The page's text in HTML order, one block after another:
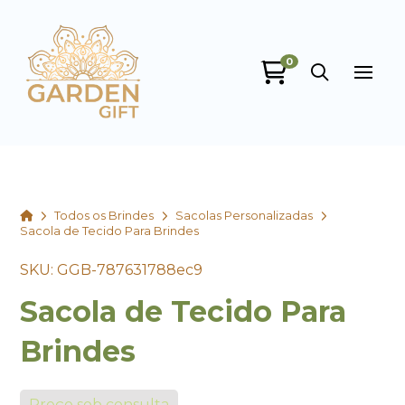
0
HomeTodos os Brindes
Sacolas Personalizadas
Sacola de Tecido Para Brindes
SKU: GGB-787631788ec9
Sacola de Tecido Para
Brindes
Garden Gift
online